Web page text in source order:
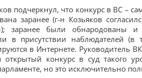
подчеркнул, что конкурс в ВС –
заранее (г-н Козьяков
заранее были обнародованы
в присутствии наблюдателей
в Интернете. Руководитель
открытый конкурс в суд такого
но это исключительно